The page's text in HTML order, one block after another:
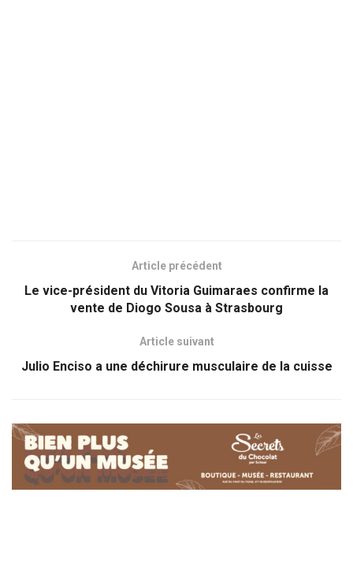
Article précédent
Le vice-président du Vitoria Guimaraes confirme la
vente de Diogo Sousa à Strasbourg
Article suivant
Julio Enciso a une déchirure musculaire de la cuisse